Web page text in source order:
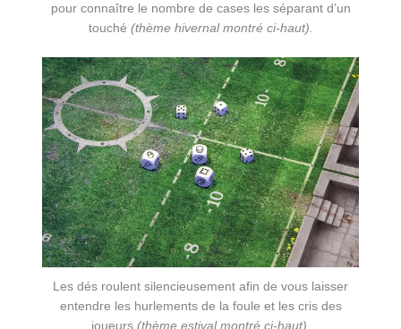
pour connaître le nombre de cases les séparant d’un
touché (thème hivernal montré ci-haut).
Les dés roulent silencieusement afin de vous laisser
entendre les hurlements de la foule et les cris des
joueurs (thème estival montré ci-haut).